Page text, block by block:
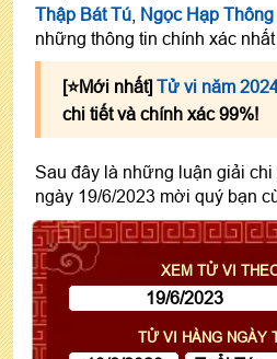
Thập Bát Tú Ngọc Hạp
những thông tin chính xác
[⭐️Mới nhất] Tử vi năm
chi tiết và chính xác 99%!
Sau đây là những luận giải
ngày 19/6/2023 mời quý bạn
XEM TỬ VI
TỬ VI HÀNG NGÀY